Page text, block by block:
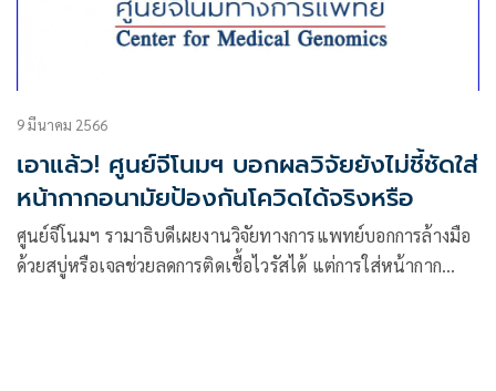
9 มีนาคม 2566
เอาแล้ว! ศูนย์จีโนมฯ บอกผลวิจัยยังไม่ชี้ชัดใส่
หน้ากากอนามัยป้องกันโควิดได้จริงหรือ
ศูนย์จีโนมฯ รามาธิบดีเผยงานวิจัยทางการแพทย์บอกการล้างมือ
ด้วยสบู่หรือเจลช่วยลดการติดเชื้อไวรัสได้ แต่การใส่หน้ากาก